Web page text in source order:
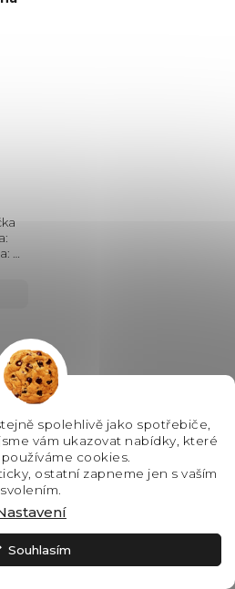
spolehlivě jako spotřebiče,
vám ukazovat nabídky, které
cookies.
ostatní zapneme jen s vaším
svolením.
Souhlasím
D,
8,